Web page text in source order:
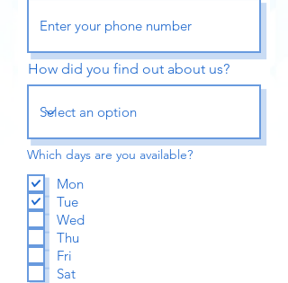
How did you find out about us?
Which days are you available?
Mon
Tue
Wed
Thu
Fri
Sat